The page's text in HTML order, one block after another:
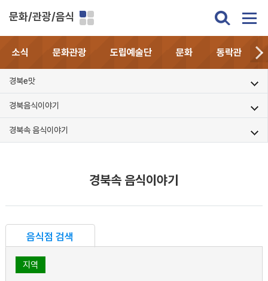
문화/관광/음식
소식 문화관광 도립예술단 문화 동락관
경북e맛
경북음식이야기
경북속 음식이야기
경북속 음식이야기
음식점 검색
지역